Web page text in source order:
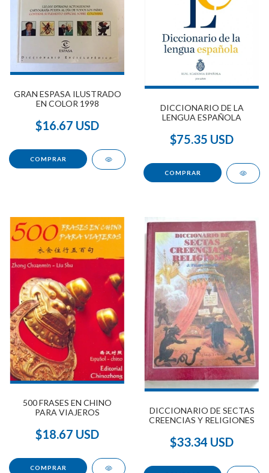
GRAN ESPASA ILUSTRADO
EN COLOR 1998
$16.67 USD
DICCIONARIO DE LA
LENGUA ESPAÑOLA
$75.35 USD
500 FRASES EN CHINO
PARA VIAJEROS
$18.67 USD
DICCIONARIO DE SECTAS
CREENCIAS Y RELIGIONES
$33.34 USD